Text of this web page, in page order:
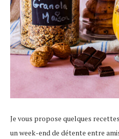
Je vous propose quelques
un week-end de détente entre